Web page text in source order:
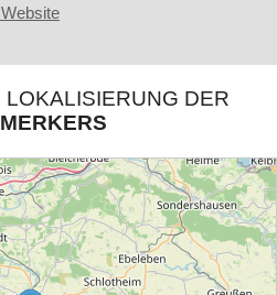
DER
MERKERS